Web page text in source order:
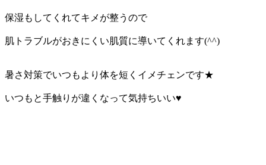
保湿もしてくれてキメが整うので
肌トラブルがおきにくい肌質に導いてくれます(^^)
暑さ対策でいつもより体を短くイメチェンです★
いつもと手触りが違くなって気持ちいい♥